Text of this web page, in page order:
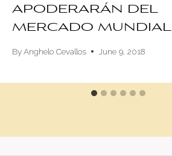
apoderarán del
mercado mundial
ByAnghelo Cevallos June 9, 2018